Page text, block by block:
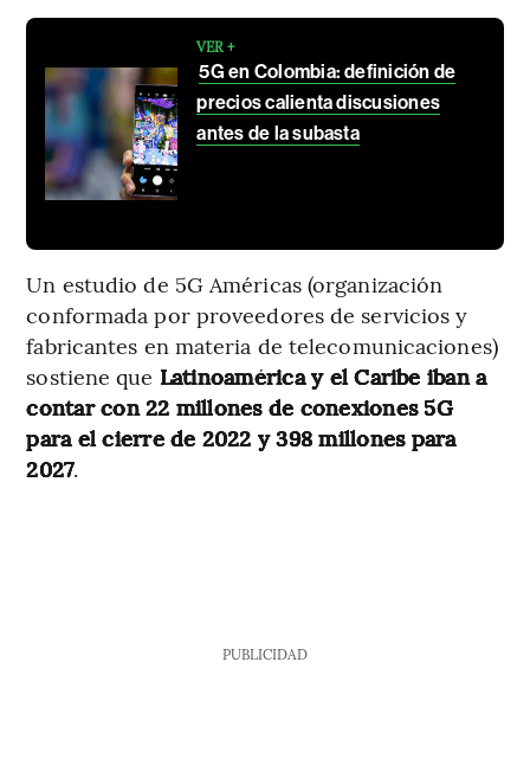
VER +
5G en Colombia: definición de
precios calienta discusiones
antes de la subasta
Un estudio de 5G Américas (organización
conformada por proveedores de servicios y
fabricantes en materia de telecomunicaciones)
sostiene que Latinoamérica y el Caribe iban a
contar con 22 millones de conexiones 5G
para el cierre de 2022 y 398 millones para
2027.
PUBLICIDAD